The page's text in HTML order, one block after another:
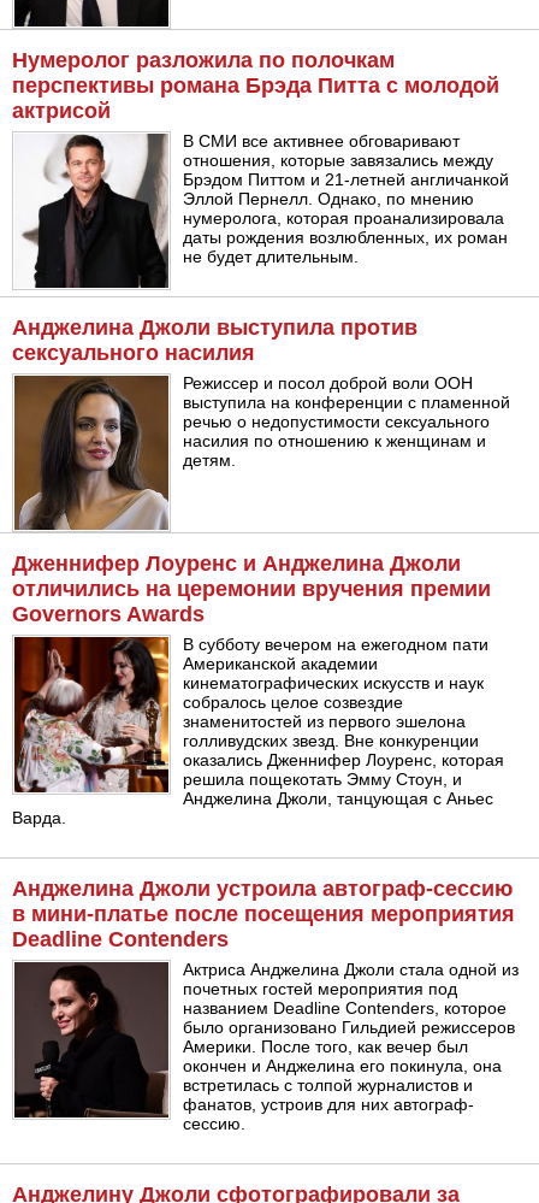
Нумеролог разложила по полочкам
перспективы романа Брэда Питта с молодой
актрисой
В СМИ все активнее обговаривают
отношения, которые завязались между
Брэдом Питтом и 21-летней англичанкой
Эллой Пернелл. Однако, по мнению
нумеролога, которая проанализировала
даты рождения возлюбленных, их роман
не будет длительным.
Анджелина Джоли выступила против
сексуального насилия
Режиссер и посол доброй воли ООН
выступила на конференции с пламенной
речью о недопустимости сексуального
насилия по отношению к женщинам и
детям.
Дженнифер Лоуренс и Анджелина Джоли
отличились на церемонии вручения премии
Governors Awards
В субботу вечером на ежегодном пати
Американской академии
кинематографических искусств и наук
собралось целое созвездие
знаменитостей из первого эшелона
голливудских звезд. Вне конкуренции
оказались Дженнифер Лоуренс, которая
решила пощекотать Эмму Стоун, и
Анджелина Джоли, танцующая с Аньес
Варда.
Анджелина Джоли устроила автограф-сессию
в мини-платье после посещения мероприятия
Deadline Contenders
Актриса Анджелина Джоли стала одной из
почетных гостей мероприятия под
названием Deadline Contenders, которое
было организовано Гильдией режиссеров
Америки. После того, как вечер был
окончен и Анджелина его покинула, она
встретилась с толпой журналистов и
фанатов, устроив для них автограф-
сессию.
Анджелину Джоли сфотографировали за